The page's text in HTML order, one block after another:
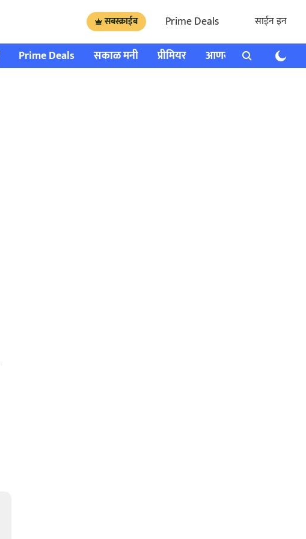
सबस्क्राईब Prime Deals साईन इन
Prime Deals सकाळ मनी प्रीमियर आणखी राशी भविष्य